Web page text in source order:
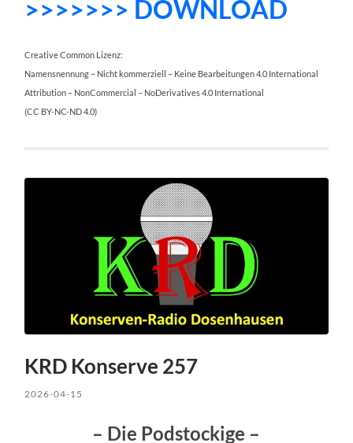
>>>>>>> DOWNLOAD
Creative Common Lizenz:
Namensnennung – Nicht kommerziell – Keine Bearbeitungen 4.0 International
Attribution – NonCommercial – NoDerivatives 4.0 International
(CC BY-NC-ND 4.0)
KRD Konserve 257
2026-04-15
– Die Podstockige –